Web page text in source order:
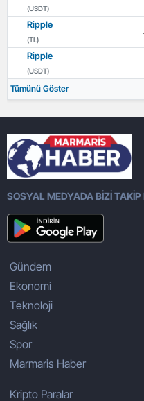
(USDT)
Ripple
(TL)
Ripple
(USDT)
Tümünü Göster
SOSYAL MEDYADA BİZİ TAKİP
Gündem
Ekonomi
Teknoloji
Sağlık
Spor
Marmaris Haber
Kripto Paralar